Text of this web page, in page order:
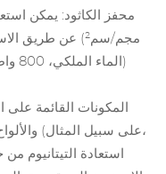
مجم/سم²) عن
والألواح